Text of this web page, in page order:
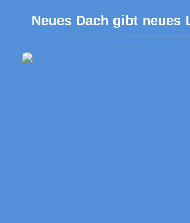
Neues Dach gibt neues